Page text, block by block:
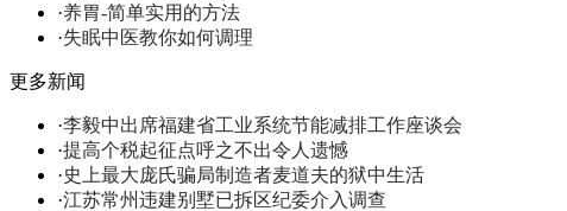
·养胃-简单实用的方法
·失眠中医教你如何调理
更多新闻
·李毅中出席福建省工业系统节能减排工作座谈会
·提高个税起征点呼之不出令人遗憾
·史上最大庞氏骗局制造者麦道夫的狱中生活
·江苏常州违建别墅已拆区纪委介入调查